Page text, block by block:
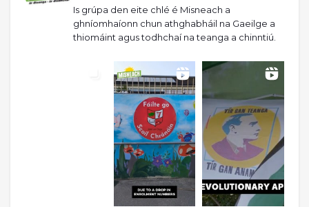
Is grúpa den eite chlé é Misneach a
ghníomhaíonn chun athghabháil na Gaeilge a
thiomáint agus todhchaí na teanga a chinntiú.